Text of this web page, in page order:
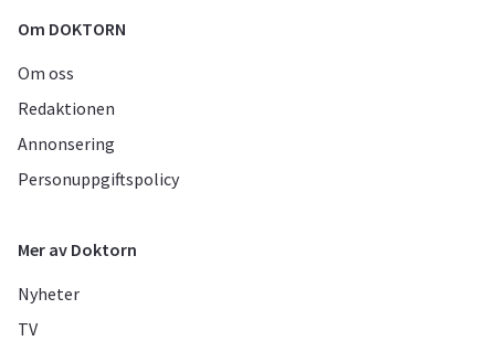
Om DOKTORN
Om oss
Redaktionen
Annonsering
Personuppgiftspolicy
Mer av Doktorn
Nyheter
TV